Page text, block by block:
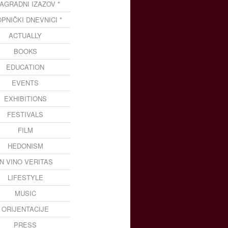
IZAZOV *
DNEVNICI *
ACTUALLY
BOOKS
EDUCATION
EVENTS
EXHIBITIONS
FESTIVALS
FILM
HEDONISM
VINO VERITAS
LIFESTYLE
MUSIC
ORIJENTACIJE
PRESS